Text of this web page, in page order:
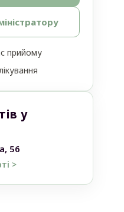
прийому
у
56
>